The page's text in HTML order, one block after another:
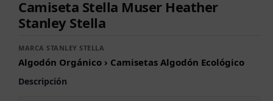
Camiseta Stella Muser Heather
Stanley Stella
MARCA STANLEY STELLA
Algodón Orgánico › Camisetas Algodón Ecológico
Descripción